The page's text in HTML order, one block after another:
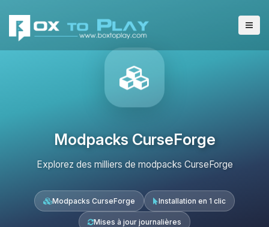
Modpacks CurseForge
Explorez des milliers de modpacks CurseForge
Modpacks CurseForge Installation en 1 clic
Mises à jour journalières